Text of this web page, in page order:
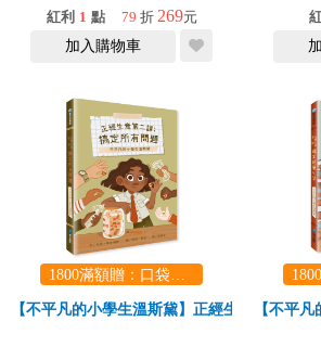
紅利 1 點 79 折 269元
加入購物車
1800滿額贈：口袋玩具一份（隨機出貨） (summer read)
【不平凡的小學生溫斯黛】正經生意第二課：
【不平